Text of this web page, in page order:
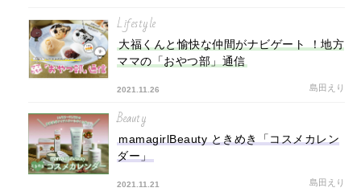
Lifestyle
大福くんと愉快な仲間がナビゲート ！地方
ママの「おやつ部」通信
2021.11.26 島田えり
Beauty
mamagirlBeauty ときめき「コスメカレン
ダー」
2021.11.21 島田えり